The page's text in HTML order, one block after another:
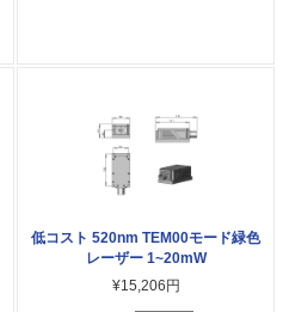
低コスト 520nm TEM00モード緑色
レーザー 1~20mW
¥15,206円